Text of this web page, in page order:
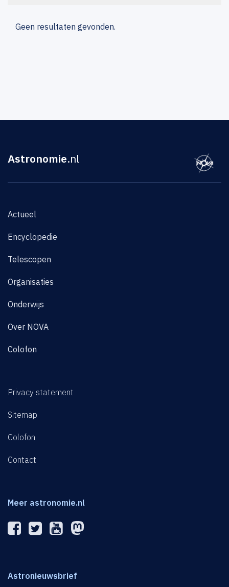
Geen resultaten gevonden.
Astronomie.nl
Actueel
Encyclopedie
Telescopen
Organisaties
Onderwijs
Over NOVA
Colofon
Privacy statement
Sitemap
Colofon
Contact
Meer astronomie.nl
Astronieuwsbrief